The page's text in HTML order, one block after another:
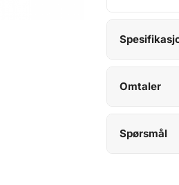
Omtaler
Spørsmål